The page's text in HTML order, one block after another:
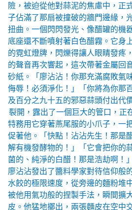
險，被迫從他對蒜泥的焦慮中，正
子佔滿了那扇被撞破的牆門邊緣，
扭曲。一個閃閃發光、像醋罐的機
底座還不斷噴射著白色醋霧。它身
的霓虹燈牌，閃爍得讓人眼睛發疼
的聲音再次響起，這次帶著金屬回
砂紙。「廖沾沾！你那充滿腐敗氣
侮辱！必須淨化！」「你將為你那
及百分之九十五的邪惡蒜頭付出代
裂開，露出了一個巨大的管口，正
特務用它穿著燕尾服的小爪子，一
促著他。「快點！沾沾先生！那是
解有機發酵物的！」「它會把你的
菌的、純淨的白醋！那是浩劫啊！
廖沾沾發出了醬料學家對待信仰般
水餃的極限速度，從旁邊的麵粉堆
被他用氣功般的捏製手法，瞬間擴
皮。他猛地擲出，兩張麵皮在空中